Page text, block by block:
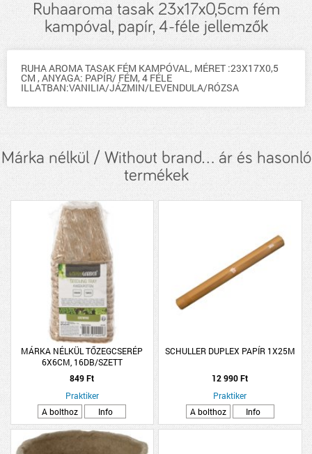
Ruhaaroma tasak 23x17x0,5cm fém
kampóval, papír, 4-féle jellemzők
RUHA AROMA TASAK FÉM KAMPÓVAL, MÉRET :23X17X0,5
CM , ANYAGA: PAPÍR/ FÉM, 4 FÉLE
ILLATBAN:VANILIA/JÁZMIN/LEVENDULA/RÓZSA
Márka nélkül / Without brand... ár és hasonló
termékek
MÁRKA NÉLKÜL TŐZEGCSERÉP
6X6CM, 16DB/SZETT
849 Ft
Praktiker
A bolthoz
Info
SCHULLER DUPLEX PAPÍR 1X25M
12 990 Ft
Praktiker
A bolthoz
Info